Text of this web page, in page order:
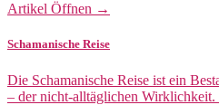
Artikel Öffnen →
Schamanische Reise
Die Schamanische Reise ist ein
– der nicht-alltäglichen